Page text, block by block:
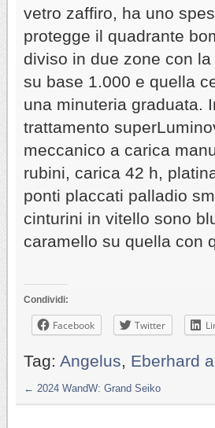
vetro zaffiro, ha uno
protegge il quadrante
diviso in due zone con
su base 1.000 e quella
una minuteria graduata.
trattamento
meccanico a carica
rubini, carica 42 h,
ponti placcati palladio
cinturini in vitello sono
caramello su quella con
Condividi:
Facebook Twitter
Tag: Angelus, Eberhard
← 2024 WandW: Grand Seiko